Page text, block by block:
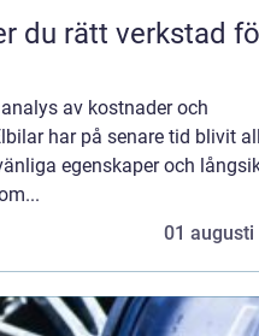
av kostnader och
har på senare tid blivit
egenskaper och
01 augusti